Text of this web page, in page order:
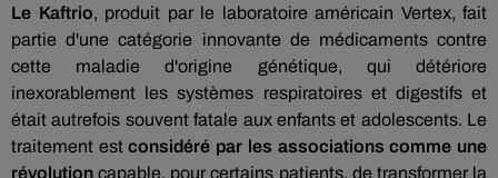
Le Kaftrio, produit par le laboratoire américain Vertex, fait
partie d'une catégorie innovante de médicaments contre
cette maladie d'origine génétique, qui détériore
inexorablement les systèmes respiratoires et digestifs et
était autrefois souvent fatale aux enfants et adolescents. Le
traitement estconsidéré par les associations comme une
révolution capable, pour certains patients, de transformer la